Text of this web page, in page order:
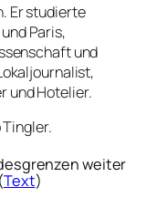
Er studierte
Paris,
und
und Hotelier.
weiter
Text)